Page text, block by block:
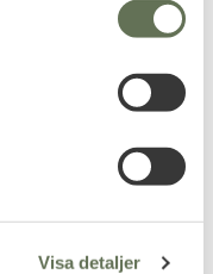
Visa detaljer